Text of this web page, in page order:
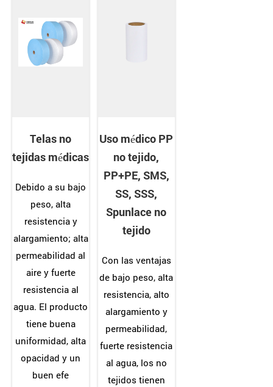
Telas no
tejidas médicas
Debido a su bajo
peso, alta
resistencia y
alargamiento; alta
permeabilidad al
aire y fuerte
resistencia al
agua. El producto
tiene buena
uniformidad, alta
opacidad y un
buen efe
Uso médico PP
no tejido,
PP+PE, SMS,
SS, SSS,
Spunlace no
tejido
Con las ventajas
de bajo peso, alta
resistencia, alto
alargamiento y
permeabilidad,
fuerte resistencia
al agua, los no
tejidos tienen